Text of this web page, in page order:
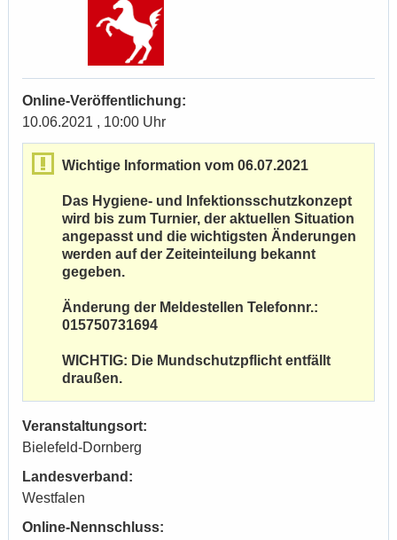
Online-Veröffentlichung:
10.06.2021 , 10:00 Uhr
Wichtige Information vom 06.07.2021
Das Hygiene- und Infektionsschutzkonzept
wird bis zum Turnier, der aktuellen Situation
angepasst und die wichtigsten Änderungen
werden auf der Zeiteinteilung bekannt
gegeben.
Änderung der Meldestellen Telefonnr.:
015750731694
WICHTIG: Die Mundschutzpflicht entfällt
draußen.
Veranstaltungsort:
Bielefeld-Dornberg
Landesverband:
Westfalen
Online-Nennschluss: